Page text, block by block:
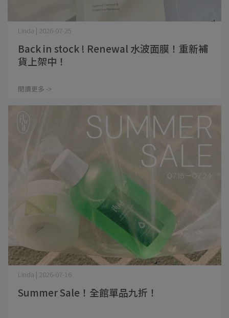
Back in stock ! Renewal 水波面膜！重新補
貨上架中！
Linda | 2026-07-25
閱讀更多 ->
Summer Sale！全館單品九折！
Linda | 2026-07-16